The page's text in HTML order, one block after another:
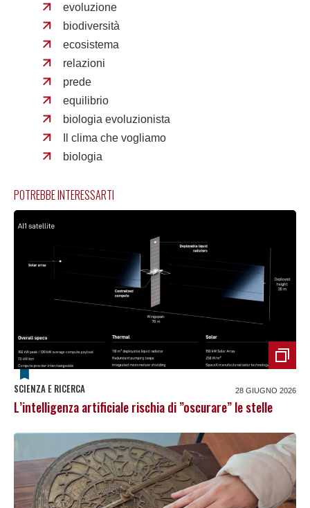
evoluzione
biodiversità
ecosistema
relazioni
prede
equilibrio
biologia evoluzionista
Il clima che vogliamo
biologia
POTREBBE INTERESSARTI
SCIENZA E RICERCA 28 GIUGNO 2026
L’intelligenza artificiale rischia di ”oscurare” le stelle